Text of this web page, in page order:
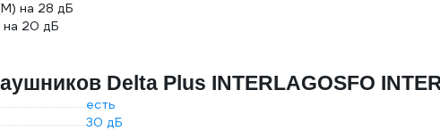
на 28 дБ
на 20 дБ
Delta Plus INTERLAGOSFO
есть
30 дБ